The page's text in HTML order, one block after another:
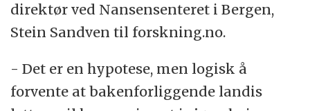
direktør ved Nansensenteret i Bergen,
Stein Sandven til forskning.no.
- Det er en hypotese, men logisk å
forvente at bakenforliggende landis